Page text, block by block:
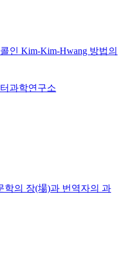
인 Kim-Kim-Hwang 방법의
과학연구소
학의 장(場)과 번역자의 과